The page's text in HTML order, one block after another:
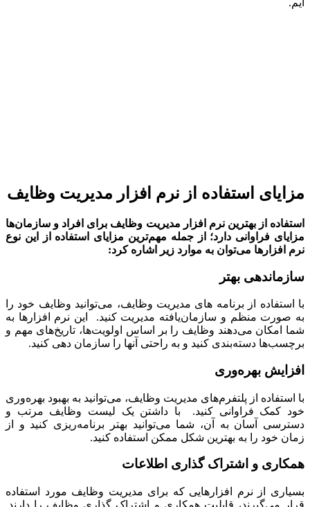
استفاده از نرم افزار مدیریت وظایف
از بهترین نرم افزار مدیریت وظایف برای افراد و سازمان‌ها
فراوانی دارد؛ از جمله مهم‌ترین مزایای استفاده از این نوع
می‌توان به موارد زیر اشاره کرد:
بهتر
از برنامه های مدیریت وظایف، می‌توانید وظایف خود را
منظم و سازمان‌یافته مدیریت کنید. این نرم افزارها به
امکان می‌دهند وظایف را بر اساس اولویت‌ها، تاریخ‌های مهم و
دسته‌بندی کنید و به راحتی آنها را سازمان دهی کنید.
بهره‌وری
از پلتفرم‌های مدیریت وظایف، می‌توانید به بهبود بهره‌وری
کمک فراوانی کنید. با داشتن یک لیست وظایف مرتب و
آسان به آن، شما می‌توانید بهتر برنامه‌ریزی کنید و از
خود را به بهترین شکل ممکن استفاده کنید.
و اشتراک گذاری اطلاعات
از نرم افزارهایی که برای مدیریت وظایف مورد استفاده
می‌گیرند، قابلیت همکاری و اشتراک گذاری وظایف را دارند.